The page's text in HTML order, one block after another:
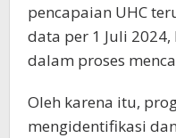
pencapaian UHC
data per 1 Juli
dalam proses
Oleh karena itu,
mengidentifikasi